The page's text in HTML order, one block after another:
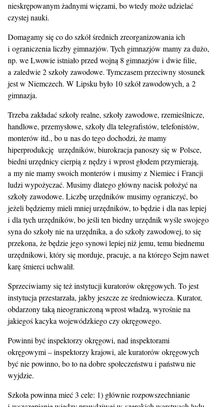
nieskrępowanym żadnymi więzami, bo wtedy może udzielać
czystej nauki.
Domagamy się co do szkół średnich zreorganizowania ich
i ograniczenia liczby gimnazjów. Tych gimnazjów mamy za dużo,
np. we Lwowie istniało przed wojną 8 gimnazjów i dwie filie,
a zaledwie 2 szkoły zawodowe. Tymczasem przeciwny stosunek
jest w Niemczech. W Lipsku było 10 szkół zawodowych, a 2
gimnazja.
Trzeba zakładać szkoły realne, szkoły zawodowe, rzemieślnicze,
handlowe, przemysłowe, szkoły dla telegrafistów, telefonistów,
monterów itd., bo u nas do tego dochodzi, że mamy
hiperprodukcję urzędników, biurokracja panoszy się w Polsce,
biedni urzędnicy cierpią z nędzy i wprost głodem przymierają,
a my nie mamy swoich monterów i musimy z Niemiec i Francji
ludzi wypożyczać. Musimy dlatego główny nacisk położyć na
szkoły zawodowe. Liczbę urzędników musimy ograniczyć, bo
jeżeli będziemy mieli mniej urzędników, to będzie i dla nas lepiej
i dla tych urzędników, bo jeśli ten biedny urzędnik wyśle swojego
syna do szkoły nie na urzędnika, a do szkoły zawodowej, to się
przekona, że będzie jego synowi lepiej niż jemu, temu biednemu
urzędnikowi, który się morduje, pracuje, a na którego Sejm nawet
karę śmierci uchwalił.
Sprzeciwiamy się też instytucji kuratorów okręgowych. To jest
instytucja przestarzała, jakby jeszcze ze średniowiecza. Kurator,
obdarzony taką nieograniczoną wprost władzą, wyrośnie na
jakiegoś kacyka wojewódzkiego czy okręgowego.
Powinni być inspektorzy okręgowi, nad inspektorami
okręgowymi – inspektorzy krajowi, ale kuratorów okręgowych
być nie powinno, bo to na dobre społeczeństwu i państwu nie
wyjdzie.
Szkoła powinna mieć 3 cele: 1) głównie rozpowszechnianie